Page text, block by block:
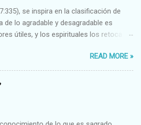
se inspira en la clasificación de
de lo agradable y desagradable es
útiles, y los espirituales los retoca.
2 VITALES Sano-Enfermo Selecto-
Fuerte-Débil,etc. 3 ESPIRITUALES a)
Error Exacto-Aproximado
b) Morales Bueno-malo Bondadoso-
Relajado Leal-Desleal,etc.
READ MORE »